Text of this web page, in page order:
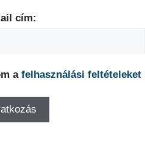
cím:
a felhasználási feltételeket